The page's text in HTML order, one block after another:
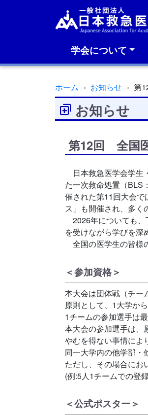
学会について
ホーム お知らせ 第
お知らせ
第12回 全国
日本救急医学会学生
た一次救命処置（BLS
催された第11回大会
ス」も開催され、多く
2026年についても、
を受けながら学びを
全国の医学生の皆様
＜参加資格＞
本大会は団体戦（チー
原則として、1大学か
1チームの参加選手は
本大会の参加選手は、
やむを得ない事情によ
同一大学内の他学部・
ただし、その場合にお
(例:5人1チームでの登
＜公式ポスター＞